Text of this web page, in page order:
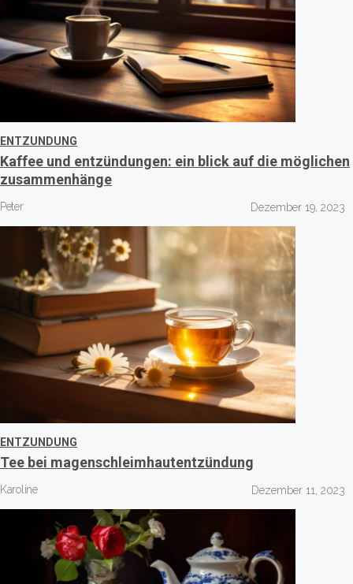
ENTZUNDUNG
Kaffee und entzündungen: ein blick auf die möglichen
zusammenhänge
Peter Dezember 19, 2023
ENTZUNDUNG
Tee bei magenschleimhautentzündung
Karoline Dezember 11, 2023